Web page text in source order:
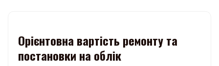
Орієнтовна вартість ремонту та
постановки на облік